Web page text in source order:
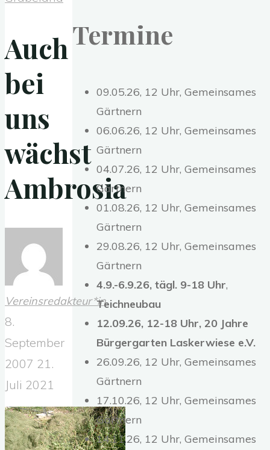
Auch
bei
uns
wächst
Ambrosia
Vereinsredakteur*in
8.
September
2007 21.
Juli 2021
Termine
09.05.26, 12 Uhr, Gemeinsames
Gärtnern
06.06.26, 12 Uhr, Gemeinsames
Gärtnern
04.07.26, 12 Uhr, Gemeinsames
Gärtnern
01.08.26, 12 Uhr, Gemeinsames
Gärtnern
29.08.26, 12 Uhr, Gemeinsames
Gärtnern
4.9.-6.9.26, tägl. 9-18 Uhr,
Teichneubau
12.09.26, 12-18 Uhr, 20 Jahre
Bürgergarten Laskerwiese e.V.
26.09.26, 12 Uhr, Gemeinsames
Gärtnern
17.10.26, 12 Uhr, Gemeinsames
Gärtnern
14.11.26, 12 Uhr, Gemeinsames